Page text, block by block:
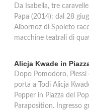
Da Isabella, tre
Papa (2014): dal 28
Albornoz di Spoleto
macchine teatrali di
Alicja Kwade in
Dopo Pomodoro,
porta a Todi Alicja
Pepper in Piazza del
Paraposition. Ingresso